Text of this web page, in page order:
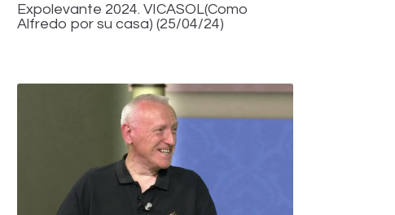
Expolevante 2024. VICASOL(Como
Alfredo por su casa) (25/04/24)